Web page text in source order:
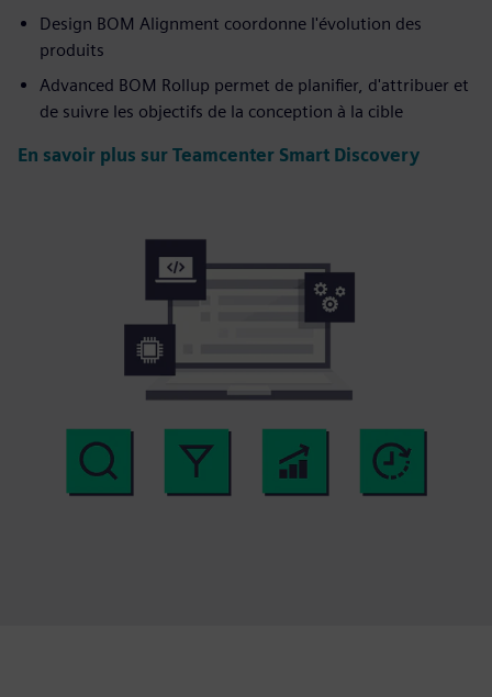
Design BOM Alignment coordonne l'évolution des
produits
Advanced BOM Rollup permet de planifier, d'attribuer et
de suivre les objectifs de la conception à la cible
En savoir plus sur Teamcenter Smart Discovery